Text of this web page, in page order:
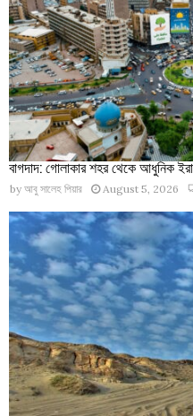
বাগদাদ: গোলাকার শহর থেকে আধুনিক
by আবু সালেহ পিয়ার August 5, 2026